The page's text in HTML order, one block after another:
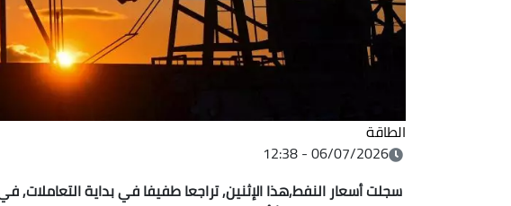
الطاقة
06/07/2026 - 12:38
سجلت أسعار النفط,هذا الإثنين, تراجعا طفيفا في بداية